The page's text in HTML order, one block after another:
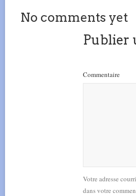
No comments yet
Publier
Commentaire
Votre adresse
dans votre